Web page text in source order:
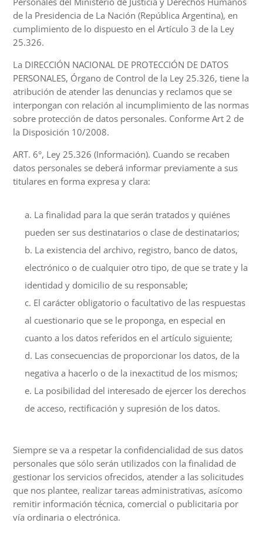
de la Presidencia de La Nación (República Argentina), en
cumplimiento de lo dispuesto en el Artículo 3 de la Ley
25.326.
La DIRECCIÓN NACIONAL DE PROTECCIÓN DE DATOS
PERSONALES, Órgano de Control de la Ley 25.326, tiene la
atribución de atender las denuncias y reclamos que se
interpongan con relación al incumplimiento de las normas
sobre protección de datos personales. Conforme Art 2 de
la Disposición 10/2008.
ART. 6°, Ley 25.326 (Información). Cuando se recaben
datos personales se deberá informar previamente a sus
titulares en forma expresa y clara:
La finalidad para la que serán tratados y quiénes
pueden ser sus destinatarios o clase de destinatarios;
La existencia del archivo, registro, banco de datos,
electrónico o de cualquier otro tipo, de que se trate y la
identidad y domicilio de su responsable;
El carácter obligatorio o facultativo de las respuestas
al cuestionario que se le proponga, en especial en
cuanto a los datos referidos en el artículo siguiente;
Las consecuencias de proporcionar los datos, de la
negativa a hacerlo o de la inexactitud de los mismos;
La posibilidad del interesado de ejercer los derechos
de acceso, rectificación y supresión de los datos.
Siempre se va a respetar la confidencialidad de sus datos
personales que sólo serán utilizados con la finalidad de
gestionar los servicios ofrecidos, atender a las solicitudes
que nos plantee, realizar tareas administrativas, asícomo
remitir información técnica, comercial o publicitaria por
vía ordinaria o electrónica.